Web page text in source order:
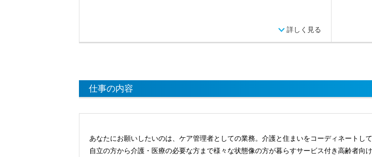
詳しく見る
仕事の内容
あなたにお願いしたいのは、ケア管理者としての業務。介護と住まいをコーディネートして
自立の方から介護・医療の必要な方まで様々な状態像の方が暮らすサービス付き高齢者向